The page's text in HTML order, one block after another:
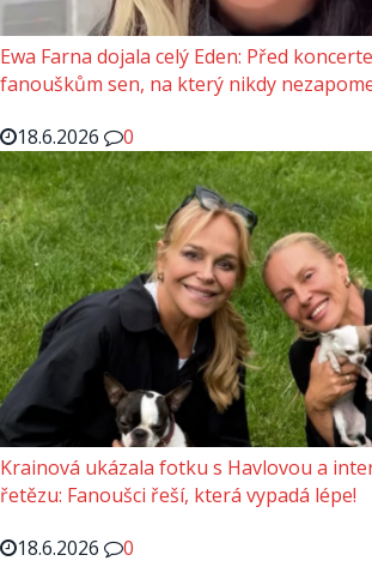
Ewa Farna dojala celý Eden: Před
fanouškům sen, na který nikdy
18.6.2026
0
Krainová ukázala fotku s Havlovou a
řetězu: Fanoušci řeší, která vypadá lépe!
18.6.2026
0